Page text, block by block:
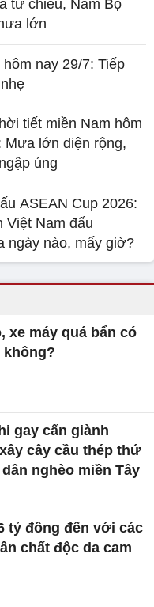
từ chiều, Nam Bộ
lớn
hôm nay 29/7: Tiếp
tiết miền Nam hôm
Mưa lớn diện rộng,
úng
ASEAN Cup 2026:
Việt Nam đấu
ngày nào, mấy giờ?
xe máy quá bẩn có
không?
gay cấn giành
cây cầu thép thứ
nghèo miền Tây
tỷ đồng đến với các
chất độc da cam